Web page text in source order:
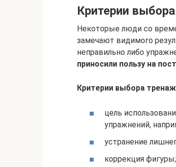
Критерии
Некоторые люди со
замечают видимого
неправильно либо
приносили пользу на
Критерии выбора
цель
упражнений,
устранение
коррекция фигуры;